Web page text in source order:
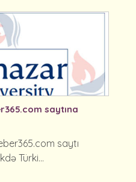
saytına
saytı
Türki...